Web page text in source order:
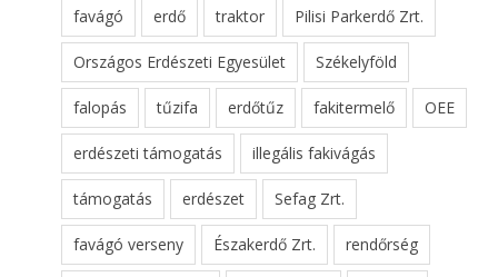
favágó erdő traktor Pilisi Parkerdő Zrt.
Országos Erdészeti Egyesület Székelyföld
falopás tűzifa erdőtűz fakitermelő OEE
erdészeti támogatás illegális fakivágás
támogatás erdészet Sefag Zrt.
favágó verseny Északerdő Zrt. rendőrség